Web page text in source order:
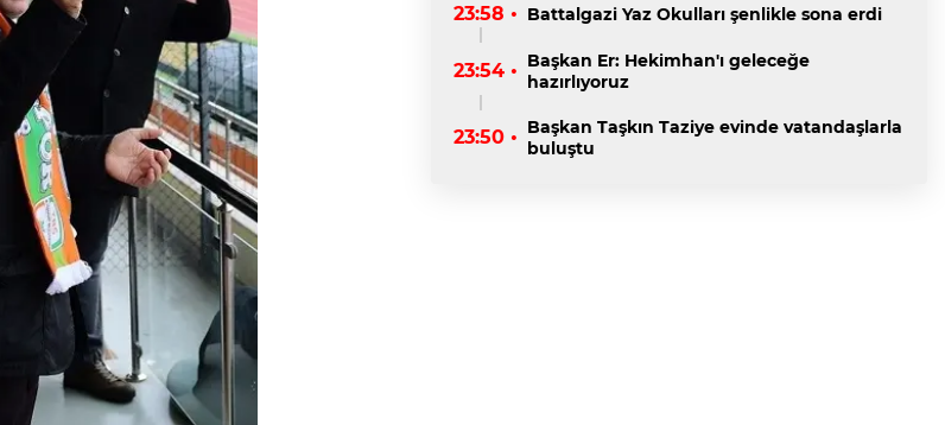
23:58 • Battalgazi Yaz Okulları şenlikle sona erdi
23:54 • Başkan Er: Hekimhan'ı geleceğe
hazırlıyoruz
23:50 • Başkan Taşkın Taziye evinde vatandaşlarla
buluştu